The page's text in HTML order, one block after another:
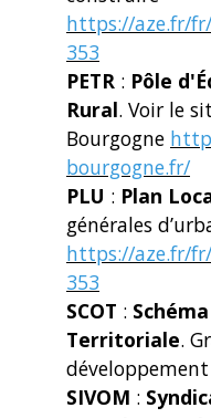
https://aze.fr/
353
PETR : Pôle
Rural. Voir le
Bourgogne
bourgogne.fr/
PLU : Plan
générales
https://aze.fr/
353
SCOT :
Territoriale.
SIVOM :